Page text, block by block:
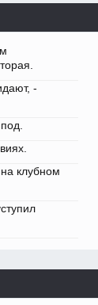
-
клубном